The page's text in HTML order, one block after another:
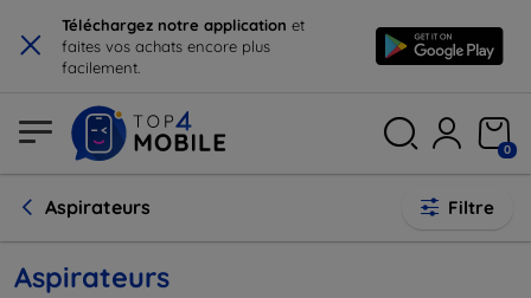
× Téléchargez notre application et
faites vos achats encore plus
facilement.
0
Aspirateurs Filtre
Aspirateurs